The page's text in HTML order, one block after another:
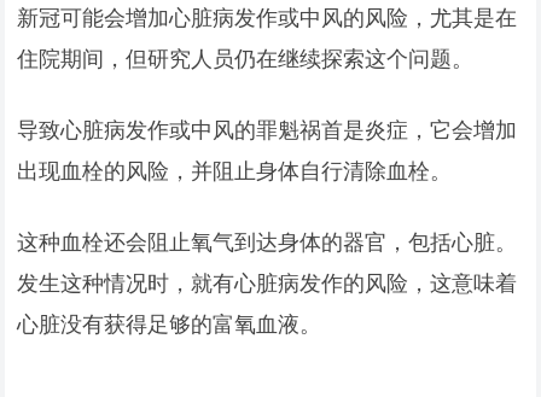
新冠可能会增加心脏病发作或中风的风险，尤其是在
住院期间，但研究人员仍在继续探索这个问题。
导致心脏病发作或中风的罪魁祸首是炎症，它会增加
出现血栓的风险，并阻止身体自行清除血栓。
这种血栓还会阻止氧气到达身体的器官，包括心脏。
发生这种情况时，就有心脏病发作的风险，这意味着
心脏没有获得足够的富氧血液。